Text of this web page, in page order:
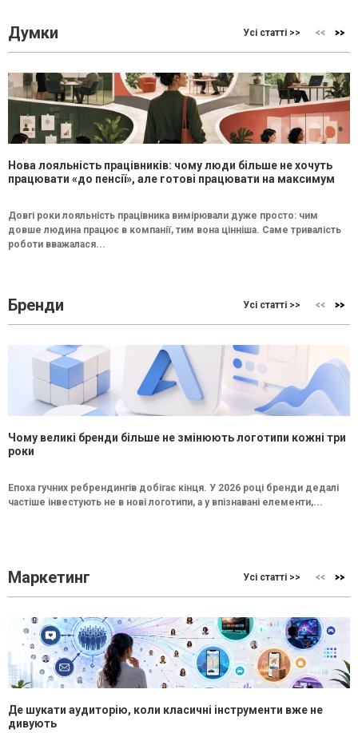
Думки Усі статті >>
Нова лояльність працівників: чому люди більше не хочуть
працювати «до пенсії», але готові працювати на максимум
Довгі роки лояльність працівника вимірювали дуже просто: чим
довше людина працює в компанії, тим вона цінніша. Саме тривалість
роботи вважалася...
Бренди Усі статті >>
Чому великі бренди більше не змінюють логотипи кожні три
роки
Епоха гучних ребрендингів добігає кінця. У 2026 році бренди дедалі
частіше інвестують не в нові логотипи, а у впізнавані елементи,...
Маркетинг Усі статті >>
Де шукати аудиторію, коли класичні інструменти вже не
дивують